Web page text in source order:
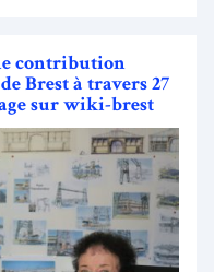
contribution
Brest à travers 27
sur wiki-brest